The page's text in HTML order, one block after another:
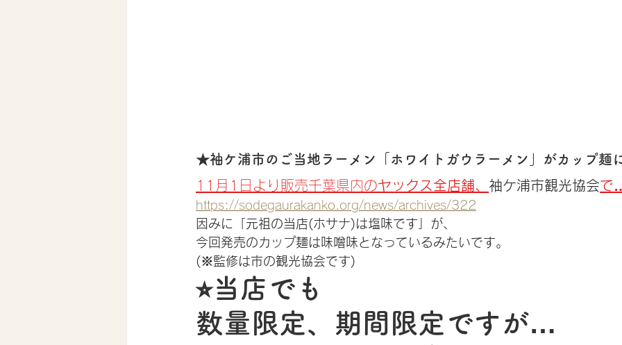
★袖ケ浦市のご当地ラーメン「ホワイトガウラーメン」がカップ麺
11月1日より販売千葉県内のヤックス全店舗、 袖ケ浦市観光協会で
https://sodegaurakanko.org/news/archives/322
因みに「元祖の当店(ホサナ)は塩味です」が、
今回発売のカップ麺は味噌味となっているみたいです。
(※監修は市の観光協会です)
⭐︎当店でも
数量限定、期間限定ですが…